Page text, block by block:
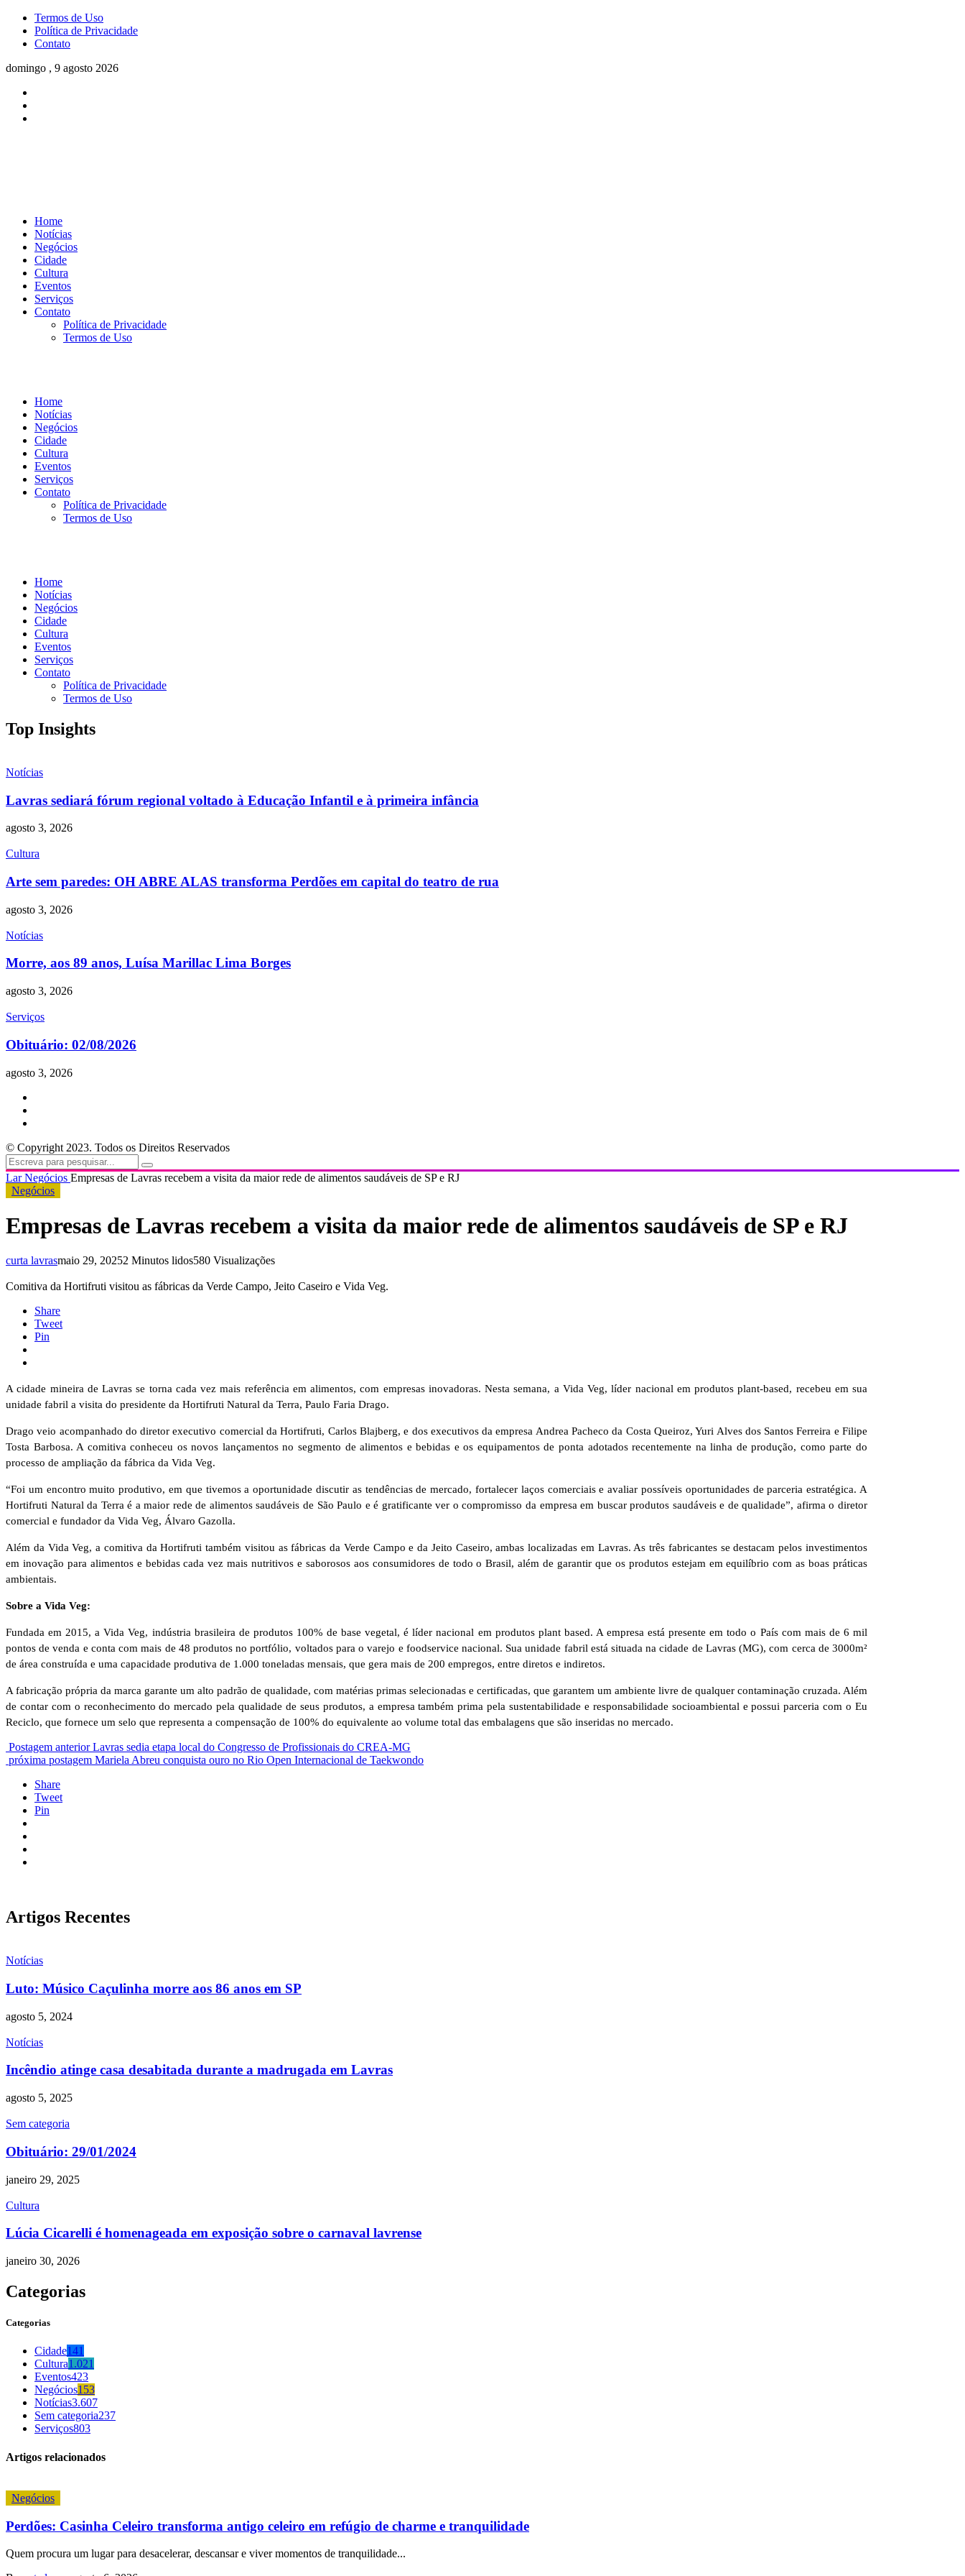
Termos de Uso
Política de Privacidade
Contato
domingo , 9 agosto 2026
Home
Notícias
Negócios
Cidade
Cultura
Eventos
Serviços
Contato
Política de Privacidade
Termos de Uso
Home
Notícias
Negócios
Cidade
Cultura
Eventos
Serviços
Contato
Política de Privacidade
Termos de Uso
Home
Notícias
Negócios
Cidade
Cultura
Eventos
Serviços
Contato
Política de Privacidade
Termos de Uso
Top Insights
Notícias
Lavras sediará fórum regional voltado à Educação Infantil e à primeira infância
agosto 3, 2026
Cultura
Arte sem paredes: OH ABRE ALAS transforma Perdões em capital do teatro de rua
agosto 3, 2026
Notícias
Morre, aos 89 anos, Luísa Marillac Lima Borges
agosto 3, 2026
Serviços
Obituário: 02/08/2026
agosto 3, 2026
© Copyright 2023. Todos os Direitos Reservados
LarNegócios Empresas de Lavras recebem a visita da maior rede de alimentos saudáveis de SP e RJ
Negócios
Empresas de Lavras recebem a visita da maior rede de alimentos saudáveis de SP e RJ
curta lavrasmaio 29, 20252 Minutos lidos580 Visualizações
Comitiva da Hortifruti visitou as fábricas da Verde Campo, Jeito Caseiro e Vida Veg.
Share
Tweet
Pin
A cidade mineira de Lavras se torna cada vez mais referência em alimentos, com empresas inovadoras. Nesta semana, a Vida Veg, líder nacional em produtos plant-based, recebeu em sua
unidade fabril a visita do presidente da Hortifruti Natural da Terra, Paulo Faria Drago.
Drago veio acompanhado do diretor executivo comercial da Hortifruti, Carlos Blajberg, e dos executivos da empresa Andrea Pacheco da Costa Queiroz, Yuri Alves dos Santos Ferreira e Filipe
Tosta Barbosa. A comitiva conheceu os novos lançamentos no segmento de alimentos e bebidas e os equipamentos de ponta adotados recentemente na linha de produção, como parte do
processo de ampliação da fábrica da Vida Veg.
“Foi um encontro muito produtivo, em que tivemos a oportunidade discutir as tendências de mercado, fortalecer laços comerciais e avaliar possíveis oportunidades de parceria estratégica. A
Hortifruti Natural da Terra é a maior rede de alimentos saudáveis de São Paulo e é gratificante ver o compromisso da empresa em buscar produtos saudáveis e de qualidade”, afirma o diretor
comercial e fundador da Vida Veg, Álvaro Gazolla.
Além da Vida Veg, a comitiva da Hortifruti também visitou as fábricas da Verde Campo e da Jeito Caseiro, ambas localizadas em Lavras. As três fabricantes se destacam pelos investimentos
em inovação para alimentos e bebidas cada vez mais nutritivos e saborosos aos consumidores de todo o Brasil, além de garantir que os produtos estejam em equilíbrio com as boas práticas
ambientais.
Sobre a Vida Veg:
Fundada em 2015, a Vida Veg, indústria brasileira de produtos 100% de base vegetal, é líder nacional em produtos plant based. A empresa está presente em todo o País com mais de 6 mil
pontos de venda e conta com mais de 48 produtos no portfólio, voltados para o varejo e foodservice nacional. Sua unidade fabril está situada na cidade de Lavras (MG), com cerca de 3000m²
de área construída e uma capacidade produtiva de 1.000 toneladas mensais, que gera mais de 200 empregos, entre diretos e indiretos.
A fabricação própria da marca garante um alto padrão de qualidade, com matérias primas selecionadas e certificadas, que garantem um ambiente livre de qualquer contaminação cruzada. Além
de contar com o reconhecimento do mercado pela qualidade de seus produtos, a empresa também prima pela sustentabilidade e responsabilidade socioambiental e possui parceria com o Eu
Reciclo, que fornece um selo que representa a compensação de 100% do equivalente ao volume total das embalagens que são inseridas no mercado.
Postagem anterior Lavras sedia etapa local do Congresso de Profissionais do CREA-MG
próxima postagem Mariela Abreu conquista ouro no Rio Open Internacional de Taekwondo
Share
Tweet
Pin
Artigos Recentes
Notícias
Luto: Músico Caçulinha morre aos 86 anos em SP
agosto 5, 2024
Notícias
Incêndio atinge casa desabitada durante a madrugada em Lavras
agosto 5, 2025
Sem categoria
Obituário: 29/01/2024
janeiro 29, 2025
Cultura
Lúcia Cicarelli é homenageada em exposição sobre o carnaval lavrense
janeiro 30, 2026
Categorias
Categorias
Cidade141
Cultura1.021
Eventos423
Negócios153
Notícias3.607
Sem categoria237
Serviços803
Artigos relacionados
Negócios
Perdões: Casinha Celeiro transforma antigo celeiro em refúgio de charme e tranquilidade
Quem procura um lugar para desacelerar, descansar e viver momentos de tranquilidade...